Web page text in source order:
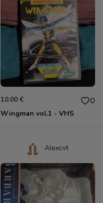
10.00 € 0
Wingman vol.1 - VHS
Alexcvt